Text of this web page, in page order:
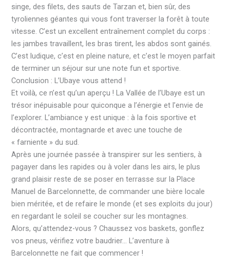
singe, des filets, des sauts de Tarzan et, bien sûr, des
tyroliennes géantes qui vous font traverser la forêt à toute
vitesse. C’est un excellent entraînement complet du corps :
les jambes travaillent, les bras tirent, les abdos sont gainés.
C’est ludique, c’est en pleine nature, et c’est le moyen parfait
de terminer un séjour sur une note fun et sportive.
Conclusion : L’Ubaye vous attend !
Et voilà, ce n’est qu’un aperçu ! La Vallée de l’Ubaye est un
trésor inépuisable pour quiconque a l’énergie et l’envie de
l’explorer. L’ambiance y est unique : à la fois sportive et
décontractée, montagnarde et avec une touche de
« farniente » du sud.
Après une journée passée à transpirer sur les sentiers, à
pagayer dans les rapides ou à voler dans les airs, le plus
grand plaisir reste de se poser en terrasse sur la Place
Manuel de Barcelonnette, de commander une bière locale
bien méritée, et de refaire le monde (et ses exploits du jour)
en regardant le soleil se coucher sur les montagnes.
Alors, qu’attendez-vous ? Chaussez vos baskets, gonflez
vos pneus, vérifiez votre baudrier… L’aventure à
Barcelonnette ne fait que commencer !